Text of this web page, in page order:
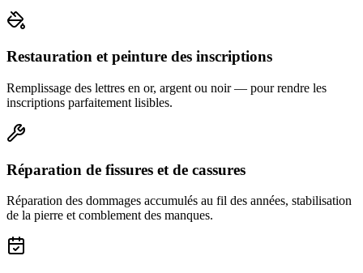
Restauration et peinture des inscriptions
Remplissage des lettres en or, argent ou noir — pour rendre les
inscriptions parfaitement lisibles.
Réparation de fissures et de cassures
Réparation des dommages accumulés au fil des années, stabilisation
de la pierre et comblement des manques.